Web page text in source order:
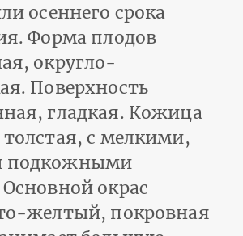
осеннего срока
Форма плодов
округло-
Поверхность
гладкая. Кожица
с мелкими,
подкожными
окрас
желтый, покровная